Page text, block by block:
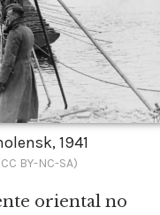
1941
BY-NC-SA)
oriental no